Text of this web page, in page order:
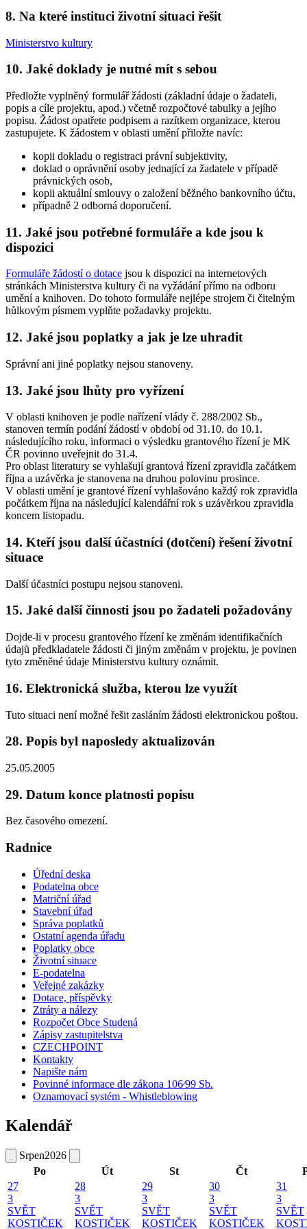
8. Na které instituci životní situaci řešit
Ministerstvo kultury
10. Jaké doklady je nutné mít s sebou
Předložte vyplněný formulář žádosti (základní údaje o žadateli,
popis a cíle projektu, apod.) včetně rozpočtové tabulky a jejího
popisu. Žádost opatřete podpisem a razítkem organizace, kterou
zastupujete. K žádostem v oblasti umění přiložte navíc:
kopii dokladu o registraci právní subjektivity,
doklad o oprávnění osoby jednající za žadatele v případě
právnických osob,
kopii aktuální smlouvy o založení běžného bankovního účtu,
případně 2 odborná doporučení.
11. Jaké jsou potřebné formuláře a kde jsou k
dispozici
Formuláře žádostí o dotace jsou k dispozici na internetových
stránkách Ministerstva kultury či na vyžádání přímo na odboru
umění a knihoven. Do tohoto formuláře nejlépe strojem či čitelným
hůlkovým písmem vyplňte požadavky projektu.
12. Jaké jsou poplatky a jak je lze uhradit
Správní ani jiné poplatky nejsou stanoveny.
13. Jaké jsou lhůty pro vyřízení
V oblasti knihoven je podle nařízení vlády č. 288/2002 Sb.,
stanoven termín podání žádostí v období od 31.10. do 10.1.
následujícího roku, informaci o výsledku grantového řízení je MK
ČR povinno uveřejnit do 31.4.
Pro oblast literatury se vyhlašují grantová řízení zpravidla začátkem
října a uzávěrka je stanovena na druhou polovinu prosince.
V oblasti umění je grantové řízení vyhlašováno každý rok zpravidla
počátkem října na následující kalendářní rok s uzávěrkou zpravidla
koncem listopadu.
14. Kteří jsou další účastníci (dotčení) řešení životní
situace
Další účastníci postupu nejsou stanoveni.
15. Jaké další činnosti jsou po žadateli požadovány
Dojde-li v procesu grantového řízení ke změnám identifikačních
údajů předkladatele žádosti či jiným změnám v projektu, je povinen
tyto změněné údaje Ministerstvu kultury oznámit.
16. Elektronická služba, kterou lze využít
Tuto situaci není možné řešit zasláním žádosti elektronickou poštou.
28. Popis byl naposledy aktualizován
25.05.2005
29. Datum konce platnosti popisu
Bez časového omezení.
Radnice
Úřední deska
Podatelna obce
Matriční úřad
Stavební úřad
Správa poplatků
Ostatní agenda úřadu
Poplatky obce
Životní situace
E-podatelna
Veřejné zakázky
Dotace, příspěvky
Ztráty a nálezy
Rozpočet Obce Studená
Zápisy zastupitelstva
CZECHPOINT
Kontakty
Napište nám
Povinné informace dle zákona 106⁄99 Sb.
Oznamovací systém - Whistleblowing
Kalendář
Srpen2026
Po
Út St Čt
27
3
SVĚT
KOSTIČEK
28
3
SVĚT
KOSTIČEK
29
3
SVĚT
KOSTIČEK
30
3
SVĚT
KOSTIČEK
31
3
SVĚT